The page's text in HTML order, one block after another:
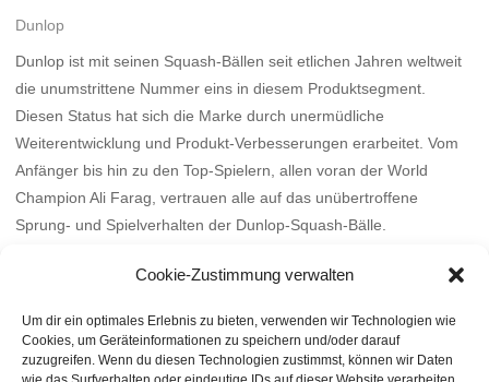
Cookie-Zustimmung verwalten
Um dir ein optimales Erlebnis zu bieten, verwenden wir Technologien wie
Cookies, um Geräteinformationen zu speichern und/oder darauf
zuzugreifen. Wenn du diesen Technologien zustimmst, können wir Daten
Dunlop
Dunlop ist mit seinen Squash-Bällen seit etlichen Jahren weltweit
die unumstrittene Nummer eins in diesem Produktsegment.
Diesen Status hat sich die Marke durch unermüdliche
Weiterentwicklung und Produkt-Verbesserungen erarbeitet. Vom
Anfänger bis hin zu den Top-Spielern, allen voran der World
Champion Ali Farag, vertrauen alle auf das unübertroffene
Sprung- und Spielverhalten der Dunlop-Squash-Bälle.